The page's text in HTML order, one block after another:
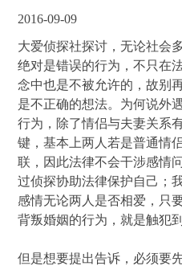
2016-09-09
大爱侦探社探讨，无论社会
绝对是错误的行为，不只在
念中也是不被允许的，故别
是不正确的想法。为何说外
行为，除了情侣与夫妻关系
键，基本上两人若是普通情
联，因此法律不会干涉感情
过侦探协助法律保护自己；
感情无论两人是否相爱，只
背叛婚姻的行为，就是触犯
但是想要提出告诉，必须要